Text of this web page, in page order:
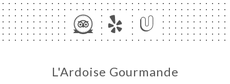
L'Ardoise Gourmande